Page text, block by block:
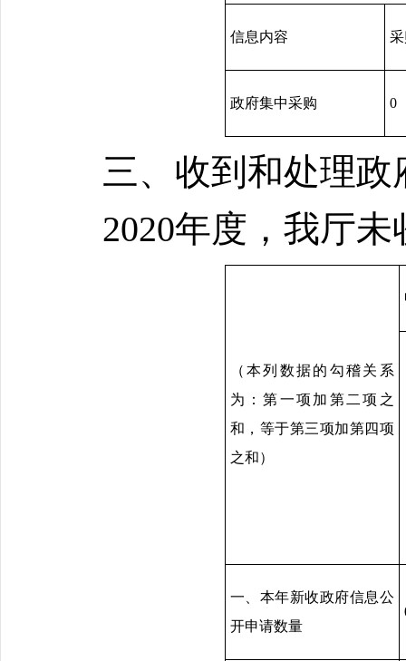
信息内容
政府集中采购 0
三、收到和处理
2020年度，我厅
（本列数据的勾稽关系
为：第一项加第二项之
和，等于第三项加第四项
之和）
一、本年新收政府信息公
开申请数量